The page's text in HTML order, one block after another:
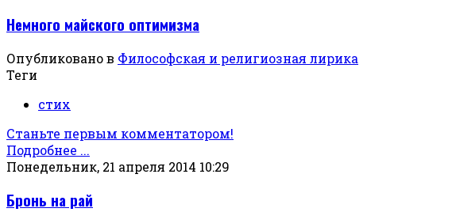
Немного майского оптимизма
Опубликовано в Философская и религиозная лирика
Теги
стих
Станьте первым комментатором!
Подробнее ...
Понедельник, 21 апреля 2014 10:29
Бронь на рай